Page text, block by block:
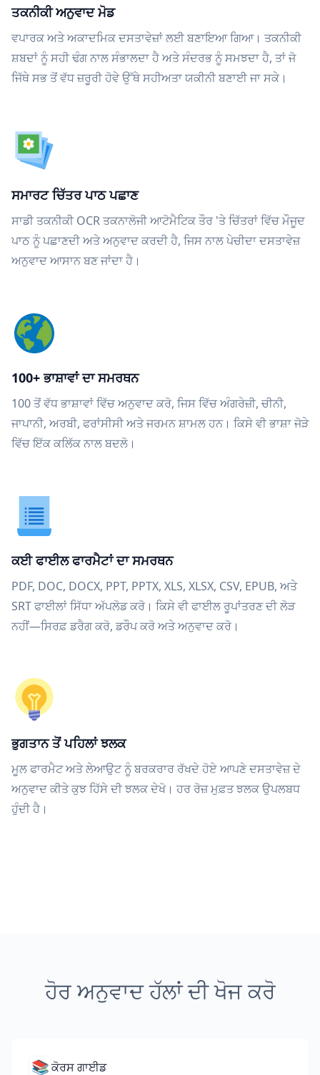
ਤਕਨੀਕੀ ਅਨੁਵਾਦ ਮੋਡ
ਵਪਾਰਕ ਅਤੇ ਅਕਾਦਮਿਕ ਦਸਤਾਵੇਜ਼ਾਂ ਲਈ ਬਣਾਇਆ ਗਿਆ। ਤਕਨੀਕੀ
ਸ਼ਬਦਾਂ ਨੂੰ ਸਹੀ ਢੰਗ ਨਾਲ ਸੰਭਾਲਦਾ ਹੈ ਅਤੇ ਸੰਦਰਭ ਨੂੰ ਸਮਝਦਾ ਹੈ, ਤਾਂ ਜੋ
ਜਿੱਥੇ ਸਭ ਤੋਂ ਵੱਧ ਜ਼ਰੂਰੀ ਹੋਵੇ ਉੱਥੇ ਸਹੀਅਤਾ ਯਕੀਨੀ ਬਣਾਈ ਜਾ ਸਕੇ।
ਸਮਾਰਟ ਚਿੱਤਰ ਪਾਠ ਪਛਾਣ
ਸਾਡੀ ਤਕਨੀਕੀ OCR ਤਕਨਾਲੋਜੀ ਆਟੋਮੈਟਿਕ ਤੌਰ 'ਤੇ ਚਿੱਤਰਾਂ ਵਿੱਚ ਮੌਜੂਦ
ਪਾਠ ਨੂੰ ਪਛਾਣਦੀ ਅਤੇ ਅਨੁਵਾਦ ਕਰਦੀ ਹੈ, ਜਿਸ ਨਾਲ ਪੇਚੀਦਾ ਦਸਤਾਵੇਜ਼
ਅਨੁਵਾਦ ਆਸਾਨ ਬਣ ਜਾਂਦਾ ਹੈ।
100+ ਭਾਸ਼ਾਵਾਂ ਦਾ ਸਮਰਥਨ
100 ਤੋਂ ਵੱਧ ਭਾਸ਼ਾਵਾਂ ਵਿੱਚ ਅਨੁਵਾਦ ਕਰੋ, ਜਿਸ ਵਿੱਚ ਅੰਗਰੇਜ਼ੀ, ਚੀਨੀ,
ਜਾਪਾਨੀ, ਅਰਬੀ, ਫਰਾਂਸੀਸੀ ਅਤੇ ਜਰਮਨ ਸ਼ਾਮਲ ਹਨ। ਕਿਸੇ ਵੀ ਭਾਸ਼ਾ ਜੋੜੇ
ਵਿੱਚ ਇੱਕ ਕਲਿੱਕ ਨਾਲ ਬਦਲੋ।
ਕਈ ਫਾਈਲ ਫਾਰਮੈਟਾਂ ਦਾ ਸਮਰਥਨ
PDF, DOC, DOCX, PPT, PPTX, XLS, XLSX, CSV, EPUB, ਅਤੇ
SRT ਫਾਈਲਾਂ ਸਿੱਧਾ ਅੱਪਲੋਡ ਕਰੋ। ਕਿਸੇ ਵੀ ਫਾਈਲ ਰੂਪਾਂਤਰਣ ਦੀ ਲੋੜ
ਨਹੀਂ—ਸਿਰਫ਼ ਡਰੈਗ ਕਰੋ, ਡਰੌਪ ਕਰੋ ਅਤੇ ਅਨੁਵਾਦ ਕਰੋ।
ਭੁਗਤਾਨ ਤੋਂ ਪਹਿਲਾਂ ਝਲਕ
ਮੂਲ ਫਾਰਮੈਟ ਅਤੇ ਲੇਆਉਟ ਨੂੰ ਬਰਕਰਾਰ ਰੱਖਦੇ ਹੋਏ ਆਪਣੇ ਦਸਤਾਵੇਜ਼ ਦੇ
ਅਨੁਵਾਦ ਕੀਤੇ ਕੁਝ ਹਿੱਸੇ ਦੀ ਝਲਕ ਦੇਖੋ। ਹਰ ਰੋਜ਼ ਮੁਫ਼ਤ ਝਲਕ ਉਪਲਬਧ
ਹੁੰਦੀ ਹੈ।
ਹੋਰ ਅਨੁਵਾਦ ਹੱਲਾਂ ਦੀ ਖੋਜ ਕਰੋ
📚ਕੋਰਸ ਗਾਈਡ